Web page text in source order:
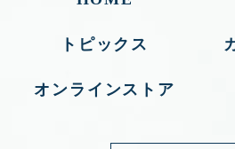
トピックス
オンラインストア